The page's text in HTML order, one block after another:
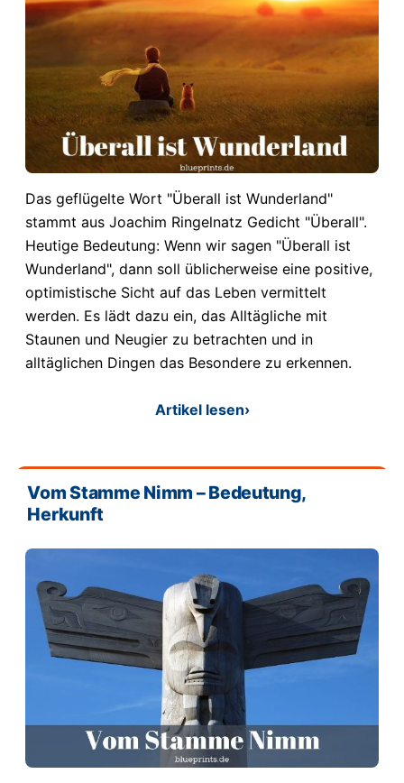
Das geflügelte Wort "Überall ist Wunderland"
stammt aus Joachim Ringelnatz Gedicht "Überall".
Heutige Bedeutung: Wenn wir sagen "Überall ist
Wunderland", dann soll üblicherweise eine positive,
optimistische Sicht auf das Leben vermittelt
werden. Es lädt dazu ein, das Alltägliche mit
Staunen und Neugier zu betrachten und in
alltäglichen Dingen das Besondere zu erkennen.
Artikel lesen›
Vom Stamme Nimm – Bedeutung,
Herkunft